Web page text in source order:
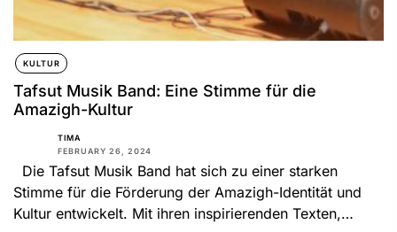
KULTUR
Tafsut Musik Band: Eine Stimme für die
Amazigh-Kultur
TIMA
FEBRUARY 26, 2024
Die Tafsut Musik Band hat sich zu einer starken
Stimme für die Förderung der Amazigh-Identität und
Kultur entwickelt. Mit ihren inspirierenden Texten,